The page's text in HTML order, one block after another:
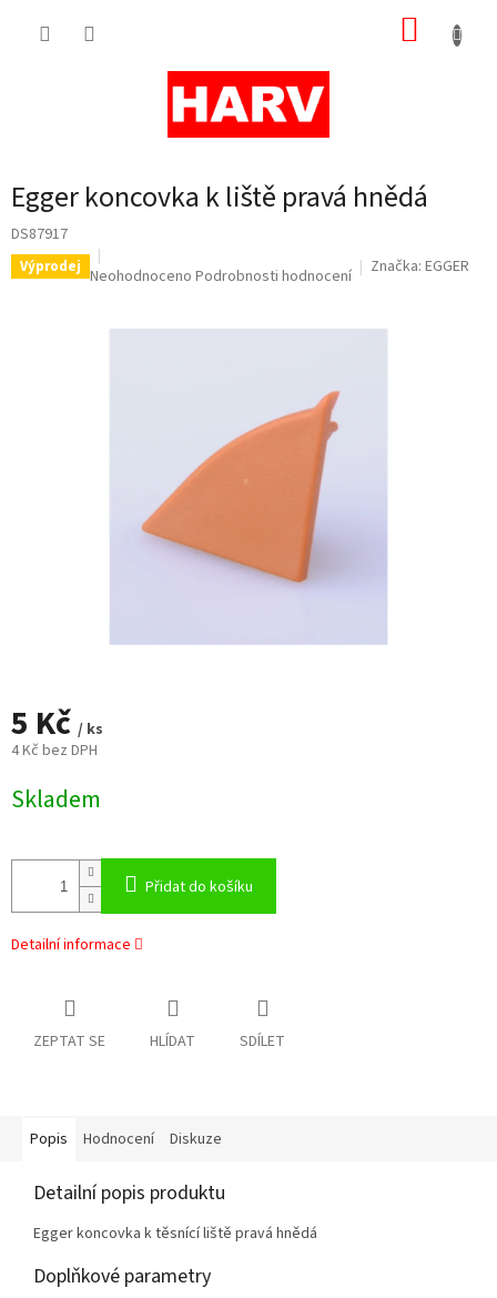
Egger koncovka k liště pravá hnědá
DS87917
Výprodej Průměrné
Neohodnoceno Podrobnosti hodnocení Značka: EGGER
5 Kč / ks
4 Kč bez DPH
cena:
Skladem
Přidat do košíku
Detailní informace
ZEPTAT SE HLÍDAT SDÍLET
Popis Hodnocení Diskuze
Detailní popis produktu
Egger koncovka k těsnící liště pravá hnědá
Doplňkové parametry